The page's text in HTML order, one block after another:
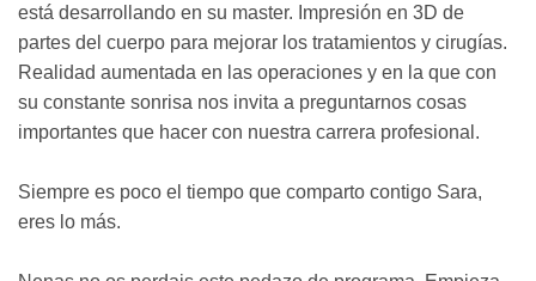
está desarrollando en su master. Impresión en 3D de
partes del cuerpo para mejorar los tratamientos y cirugías.
Realidad aumentada en las operaciones y en la que con
su constante sonrisa nos invita a preguntarnos cosas
importantes que hacer con nuestra carrera profesional.
Siempre es poco el tiempo que comparto contigo Sara,
eres lo más.